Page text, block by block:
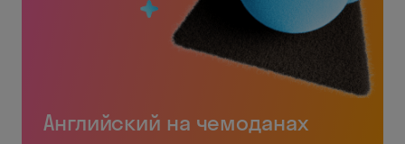
Английский на чемоданах